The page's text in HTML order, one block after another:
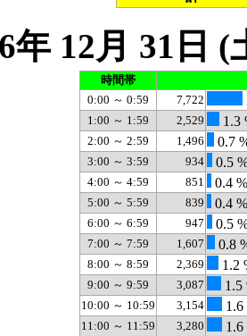
年 12月 31日
時間帯
0:00 ～ 0:59
7,722
1:00 ～ 1:59 2,529 1.3
2:00 ～ 2:59 1,496 0.7
3:00 ～ 3:59 934 0.5
4:00 ～ 4:59 851 0.4 %
5:00 ～ 5:59 839 0.4 %
6:00 ～ 6:59 947 0.5
7:00 ～ 7:59 1,607 0.8
8:00 ～ 8:59 2,369 1.2
9:00 ～ 9:59 3,087 1.5
10:00 ～ 10:59 3,154 1.6
11:00 ～ 11:59 3,280 1.6